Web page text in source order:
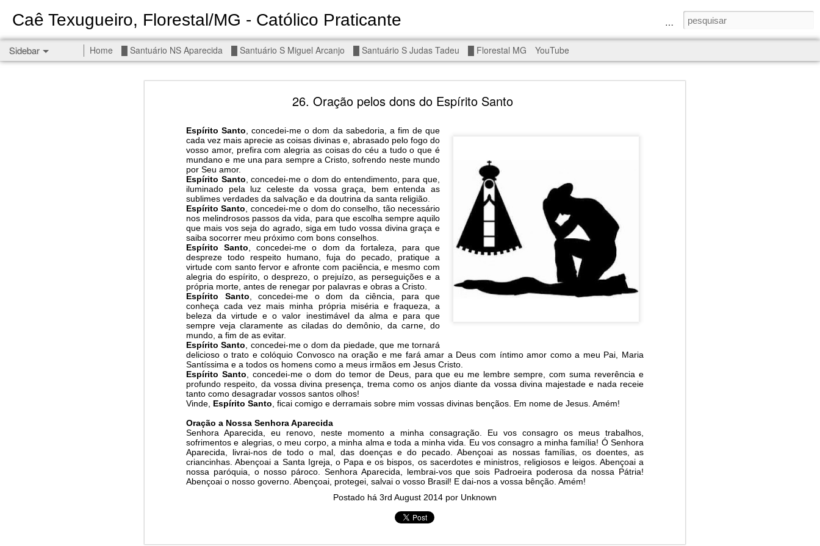
26. Oração pelos dons do Espírito Santo
Espírito Santo , concedei-me o dom da sabedoria, a fim de que
cada vez mais aprecie as coisas divinas e, abrasado pelo fogo do
vosso amor, prefira com alegria as coisas do céu a tudo o que é
mundano e me una para sempre a Cristo, sofrendo neste mundo
por Seu amor.
Espírito Santo , concedei-me o dom do entendimento, para que,
iluminado pela luz celeste da vossa graça, bem entenda as
sublimes verdades da salvação e da doutrina da santa religião.
Espírito Santo , concedei-me o dom do conselho, tão necessário
nos melindrosos passos da vida, para que escolha sempre aquilo
que mais vos seja do agrado, siga em tudo vossa divina graça e
saiba socorrer meu próximo com bons conselhos.
Espírito Santo , concedei-me o dom da fortaleza, para que
despreze todo respeito humano, fuja do pecado, pratique a
virtude com santo fervor e afronte com paciência, e mesmo com
alegria do espírito, o desprezo, o prejuízo, as perseguições e a
própria morte, antes de renegar por palavras e obras a Cristo.
Espírito Santo , concedei-me o dom da ciência, para que
conheça cada vez mais minha própria miséria e fraqueza, a
beleza da virtude e o valor inestimável da alma e para que
sempre veja claramente as ciladas do demônio, da carne, do
mundo, a fim de as evitar.
Espírito Santo , concedei-me o dom da piedade, que me tornará
delicioso o trato e colóquio Convosco na oração e me fará amar a Deus com íntimo amor como a meu Pai, Maria
Santíssima e a todos os homens como a meus irmãos em Jesus Cristo.
Espírito Santo , concedei-me o dom do temor de Deus, para que eu me lembre sempre, com suma reverência e
profundo respeito, da vossa divina presença, trema como os anjos diante da vossa divina majestade e nada receie
tanto como desagradar vossos santos olhos!
Vinde, Espírito Santo , ficai comigo e derramais sobre mim vossas divinas bençãos. Em nome de Jesus. Amém!
Oração a Nossa Senhora Aparecida
Senhora Aparecida, eu renovo, neste momento a minha consagração. Eu vos consagro os meus trabalhos,
sofrimentos e alegrias, o meu corpo, a minha alma e toda a minha vida. Eu vos consagro a minha família! Ó Senhora
Aparecida, livrai-nos de todo o mal, das doenças e do pecado. Abençoai as nossas famílias, os doentes, as
criancinhas. Abençoai a Santa Igreja, o Papa e os bispos, os sacerdotes e ministros, religiosos e leigos. Abençoai a
nossa paróquia, o nosso pároco. Senhora Aparecida, lembrai-vos que sois Padroeira poderosa da nossa Pátria!
Abençoai o nosso governo. Abençoai, protegei, salvai o vosso Brasil! E dai-nos a vossa bênção. Amém!
Postado há 3rd August 2014 por Unknown
Caê Texugueiro, Florestal/MG - Católico Praticante
Sidebar Home █ Santuário NS Aparecida █ Santuário S Miguel Arcanjo █ Santuário S Judas Tadeu █ Florestal MG YouTube
Permanent End To The Wars - Gaza, Iran and Lebanon.
Hold the butcher!
There is a line you cannot cross — negotiation is the best option.
You started it, you end it.
Semper Fi. Fair winds and following seas.
Lib erté, égal ité, fraternité.
Win-win solutions to Gaza, Iran and Lebanon.
Neither Iran nor Lebanon will be the next Gaza.
Gaza belongs to Palestine, and it will not be a Vegas-ification.
Palestine belongs to Palestinians.
Peace and stability in the region.
A n insurance policy is hosted on the dark web.
Quarterback. Aragawa.— Washington. Gush Dan.